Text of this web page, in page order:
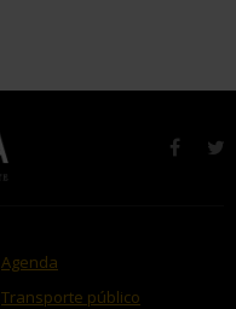
Agenda
Transporte público